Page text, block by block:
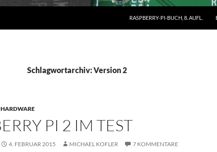
RASPBERRY-PI-BUCH, 8. AUFL.
Schlagwortarchiv: Version 2
HARDWARE
PI 2 IM TEST
4. FEBRUAR 2015 MICHAEL KOFLER 7 KOMMENTARE